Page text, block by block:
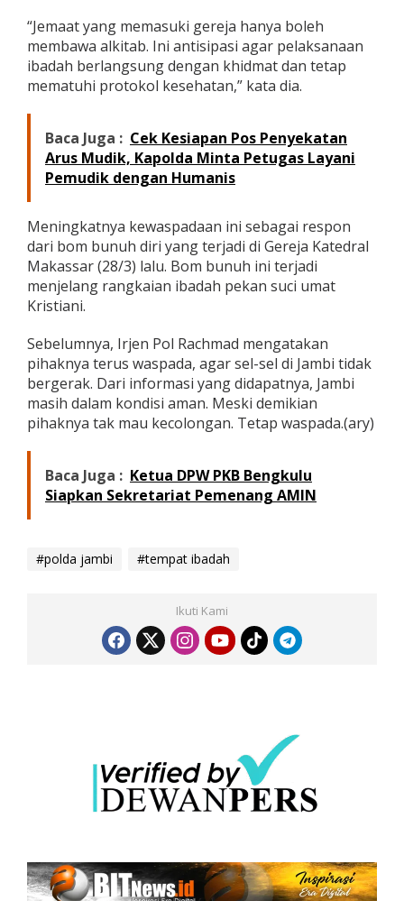
n
M
e
n
e
p
k
a
n
e
G
e
r
t
e
m
“Jemaat yang memasuki gereja hanya boleh
membawa alkitab. Ini antisipasi agar pelaksanaan
ibadah berlangsung dengan khidmat dan tetap
mematuhi protokol kesehatan,” kata dia.
Baca Juga : Cek Kesiapan Pos Penyekatan
Arus Mudik, Kapolda Minta Petugas Layani
Pemudik dengan Humanis
Meningkatnya kewaspadaan ini sebagai respon
dari bom bunuh diri yang terjadi di Gereja Katedral
Makassar (28/3) lalu. Bom bunuh ini terjadi
menjelang rangkaian ibadah pekan suci umat
Kristiani.
Sebelumnya, Irjen Pol Rachmad mengatakan
pihaknya terus waspada, agar sel-sel di Jambi tidak
bergerak. Dari informasi yang didapatnya, Jambi
masih dalam kondisi aman. Meski demikian
pihaknya tak mau kecolongan. Tetap waspada.(ary)
Baca Juga : Ketua DPW PKB Bengkulu
Siapkan Sekretariat Pemenang AMIN
#polda jambi #tempat ibadah
Ikuti Kami